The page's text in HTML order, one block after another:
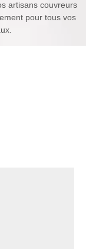
artisans couvreurs
pour tous vos